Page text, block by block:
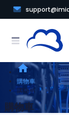
home
購物車
購物車
購物車